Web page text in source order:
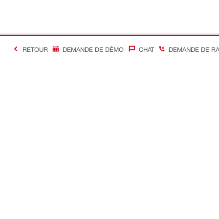
RETOUR DEMANDE DE DÉMO CHAT DEMANDE DE